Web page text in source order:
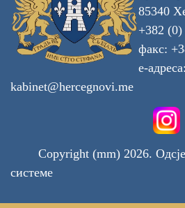
85340
+382
факс:
е-адреса:
kabinet@hercegnovi.me
Copyright (mm) 2026.
системе